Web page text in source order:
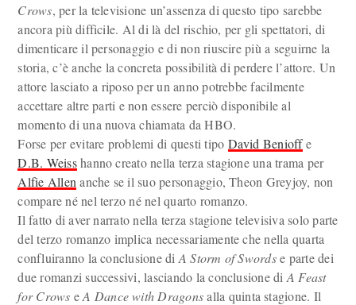
Crows, per la televisione un’assenza di questo tipo sarebbe
ancora più difficile. Al di là del rischio, per gli spettatori, di
dimenticare il personaggio e di non riuscire più a seguirne la
storia, c’è anche la concreta possibilità di perdere l’attore. Un
attore lasciato a riposo per un anno potrebbe facilmente
accettare altre parti e non essere perciò disponibile al
momento di una nuova chiamata da HBO.
Forse per evitare problemi di questi tipo David Benioffe
D.B. Weisshanno creato nella terza stagione una trama per
Alfie Allen anche se il suo personaggio, Theon Greyjoy, non
compare né nel terzo né nel quarto romanzo.
Il fatto di aver narrato nella terza stagione televisiva solo parte
del terzo romanzo implica necessariamente che nella quarta
confluiranno la conclusione di A Storm of Swordse parte dei
due romanzi successivi, lasciando la conclusione di A Feast
for Crows eA Dance with Dragonsalla quinta stagione. Il